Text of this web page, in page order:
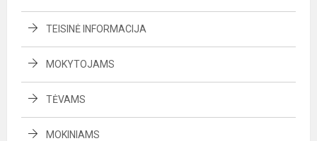
TEISINĖ INFORMACIJA
MOKYTOJAMS
TĖVAMS
MOKINIAMS